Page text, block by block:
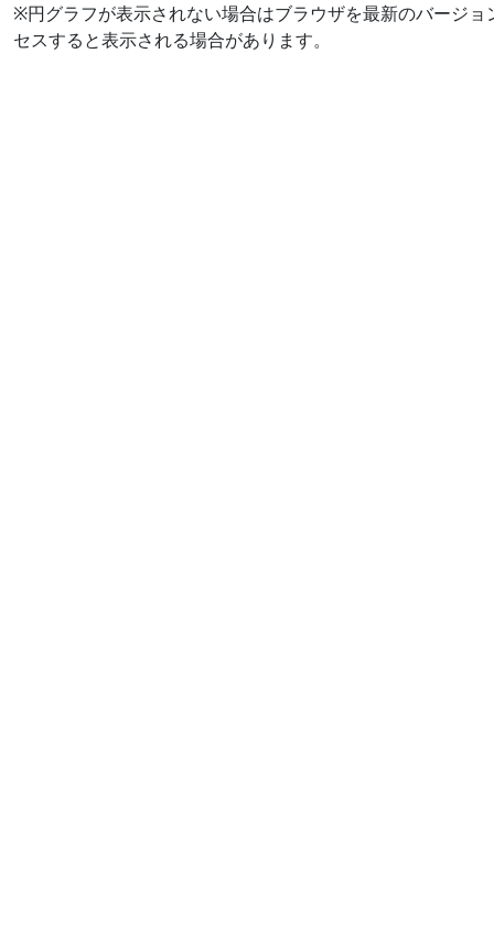
※円グラフが表示されない場合はブラウザを最新のバージ
セスすると表示される場合があります。